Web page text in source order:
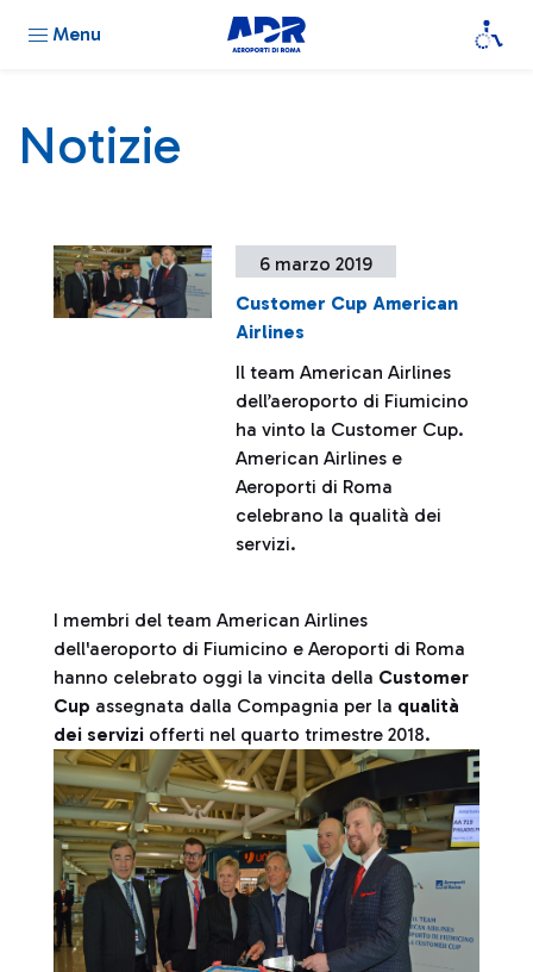
Menu
Notizie
6 marzo 2019
Customer Cup American
Airlines
Il team American Airlines
dell’aeroporto di Fiumicino
ha vinto la Customer Cup.
American Airlines e
Aeroporti di Roma
celebrano la qualità dei
servizi.
I membri del team American Airlines
dell'aeroporto di Fiumicino e Aeroporti di Roma
hanno celebrato oggi la vincita della Customer
Cup assegnata dalla Compagnia per la qualità
dei servizi offerti nel quarto trimestre 2018.